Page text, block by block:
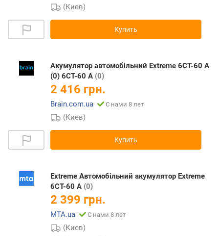
(Киев)
Купить
Акумулятор автомобільний Extreme 6CT-60 A
(0) 6CT-60 A (0)
2 416 грн.
Brain.com.ua С нами 8 лет
(Киев)
Купить
Extreme Автомобільний акумулятор Extreme
6CT-60 A (0)
2 399 грн.
MTA.ua С нами 8 лет
(Киев)